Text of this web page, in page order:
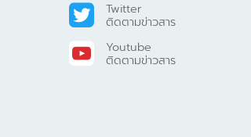
Twitter
ติดตามข่าวสาร
Youtube
ติดตามข่าวสาร